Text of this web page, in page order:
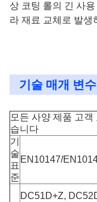
상 코팅 롤의 긴 사
라 재료 교체로 발생
기술 매개 변
모든 사양 제품 고
습니다
기
술
표
준
EN10147/
DC51D+Z,